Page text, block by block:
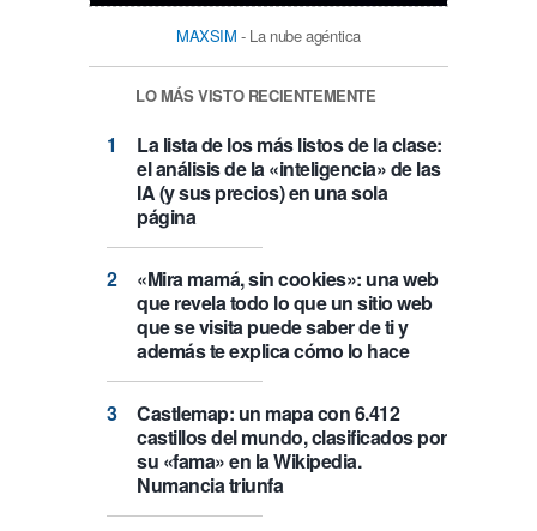
MAXSIM - La nube agéntica
LO MÁS VISTO RECIENTEMENTE
La lista de los más listos de la clase:
el análisis de la «inteligencia» de las
IA (y sus precios) en una sola
página
«Mira mamá, sin cookies»: una web
que revela todo lo que un sitio web
que se visita puede saber de ti y
además te explica cómo lo hace
Castlemap: un mapa con 6.412
castillos del mundo, clasificados por
su «fama» en la Wikipedia.
Numancia triunfa